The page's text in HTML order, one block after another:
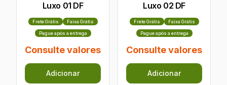
Luxo 01 DF
Frete Grátis Faixa Grátis
Pague após a entrega
Consulte valores
Adicionar
Luxo 02 DF
Frete Grátis Faixa Grátis
Pague após a entrega
Consulte valores
Adicionar